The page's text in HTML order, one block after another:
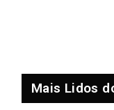
Mais Lidos